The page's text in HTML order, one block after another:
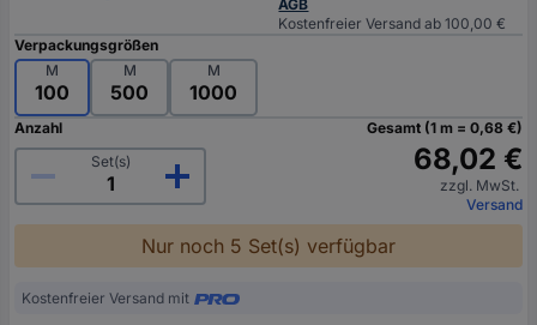
AGB
Kostenfreier Versand ab 100,00 €
Verpackungsgrößen
M
100
M
500
M
1000
Anzahl
Set(s)
Gesamt (1 m = 0,68 €)
68,02 €
zzgl. MwSt.
Versand
Nur noch 5 Set(s) verfügbar
Kostenfreier Versand mit